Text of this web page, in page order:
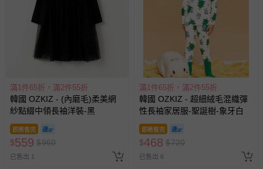
滿1件65折，滿2件55折
韓國 OZKIZ - (內磨毛)柔美網
紗點綴中領長袖洋裝-黑
即將售完
$559 $960
已售出 1
滿1件65折，滿2件55折
韓國 OZKIZ - 超細絨毛混織彈
性長袖家居服-聖誕樹-象牙白
即將售完
$468 $720
已售出 6